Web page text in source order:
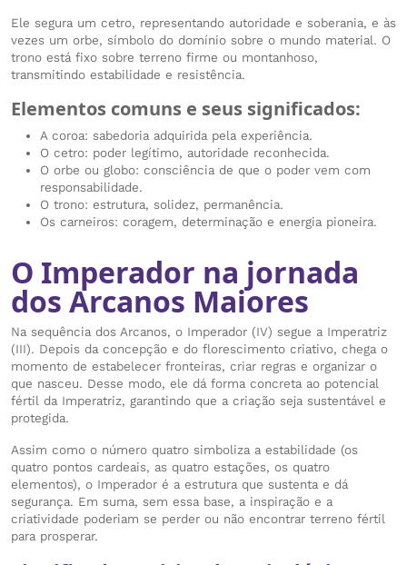
Ele segura um cetro, representando autoridade e soberania, e às
vezes um orbe, símbolo do domínio sobre o mundo material. O
trono está fixo sobre terreno firme ou montanhoso,
transmitindo estabilidade e resistência.
Elementos comuns e seus significados:
A coroa: sabedoria adquirida pela experiência.
O cetro: poder legítimo, autoridade reconhecida.
O orbe ou globo: consciência de que o poder vem com
responsabilidade.
O trono: estrutura, solidez, permanência.
Os carneiros: coragem, determinação e energia pioneira.
O Imperador na jornada
dos Arcanos Maiores
Na sequência dos Arcanos, o Imperador (IV) segue a Imperatriz
(III). Depois da concepção e do florescimento criativo, chega o
momento de estabelecer fronteiras, criar regras e organizar o
que nasceu. Desse modo, ele dá forma concreta ao potencial
fértil da Imperatriz, garantindo que a criação seja sustentável e
protegida.
Assim como o número quatro simboliza a estabilidade (os
quatro pontos cardeais, as quatro estações, os quatro
elementos), o Imperador é a estrutura que sustenta e dá
segurança. Em suma, sem essa base, a inspiração e a
criatividade poderiam se perder ou não encontrar terreno fértil
para prosperar.